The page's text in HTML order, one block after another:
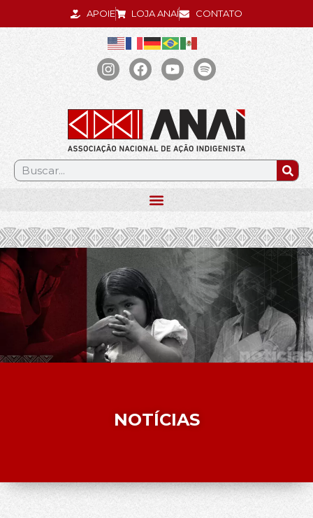
APOIE LOJA ANAÍ CONTATO
.
NOTÍCIAS